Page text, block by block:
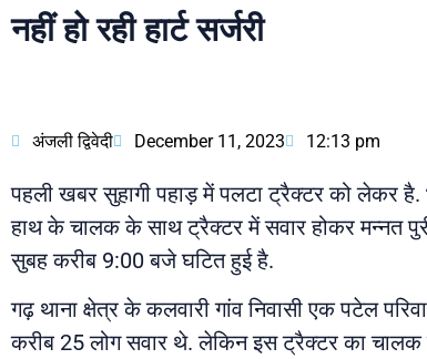
नहीं हो रही हार्ट सर्जरी
अंजली द्विवेदी December 11, 2023 12:13 pm
पहली खबर सुहागी पहाड़ में पलटा ट्रैक्टर को लेकर है.
हाथ के चालक के साथ ट्रैक्टर में सवार होकर मन्नत
सुबह करीब 9:00 बजे घटित हुई है.
गढ़ थाना क्षेत्र के कलवारी गांव निवासी एक पटेल
करीब 25 लोग सवार थे. लेकिन इस ट्रैक्टर का चालक